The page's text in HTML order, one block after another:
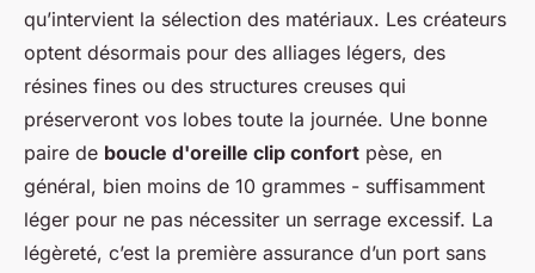
qu’intervient la sélection des matériaux. Les créateurs
optent désormais pour des alliages légers, des
résines fines ou des structures creuses qui
préserveront vos lobes toute la journée. Une bonne
paire de boucle d'oreille clip confort pèse, en
général, bien moins de 10 grammes - suffisamment
léger pour ne pas nécessiter un serrage excessif. La
légèreté, c’est la première assurance d’un port sans